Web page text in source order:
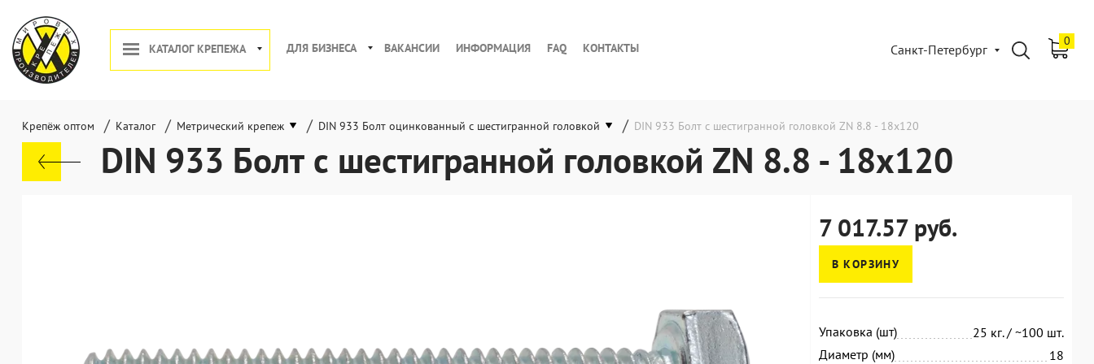
КАТАЛОГ КРЕПЕЖА ДЛЯ БИЗНЕСА ВАКАНСИИ ИНФОРМАЦИЯ FAQ КОНТАКТЫ Санкт-Петербург
0
Крепёж оптом / Каталог / Метрический крепеж / DIN 933 Болт оцинкованный с шестигранной головкой / DIN 933 Болт с шестигранной головкой ZN 8.8 - 18x120
DIN 933 Болт с шестигранной головкой ZN 8.8 - 18x120
7 017.57 руб.
В КОРЗИНУ
Упаковка (шт)
25 кг. / ~100 шт.
Диаметр (мм)
18